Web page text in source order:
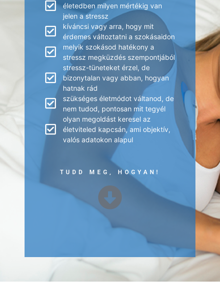
életedben milyen mértékig van
jelen a stressz
kíváncsi vagy arra, hogy mit
érdemes változtatni a szokásaidon
melyik szokásod hatékony a
stressz megküzdés szempontjából
stressz-tüneteket érzel, de
bizonytalan vagy abban, hogyan
hatnak rád
szükséges életmódot váltanod, de
nem tudod, pontosan mit tegyél
olyan megoldást keresel az
életviteled kapcsán, ami objektív,
valós adatokon alapul
TUDD MEG, HOGYAN!